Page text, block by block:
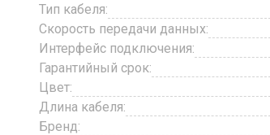
Тип кабеля:
Скорость передачи данных:
Интерфейс подключения:
Гарантийный срок:
Цвет:
Длина кабеля:
Бренд: